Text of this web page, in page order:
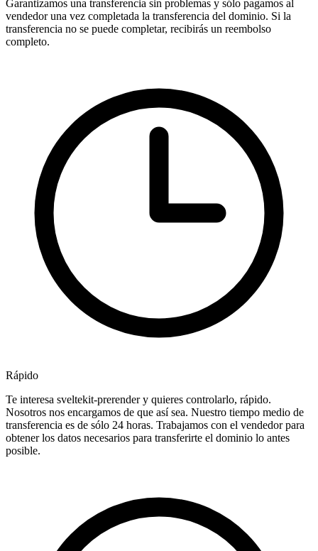
Garantizamos una transferencia sin problemas y sólo pagamos al
vendedor una vez completada la transferencia del dominio. Si la
transferencia no se puede completar, recibirás un reembolso
completo.
Rápido
Te interesa sveltekit-prerender y quieres controlarlo, rápido.
Nosotros nos encargamos de que así sea. Nuestro tiempo medio de
transferencia es de sólo 24 horas. Trabajamos con el vendedor para
obtener los datos necesarios para transferirte el dominio lo antes
posible.